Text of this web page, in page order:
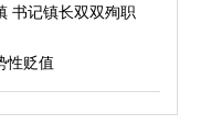
书记镇长双双殉职
性贬值